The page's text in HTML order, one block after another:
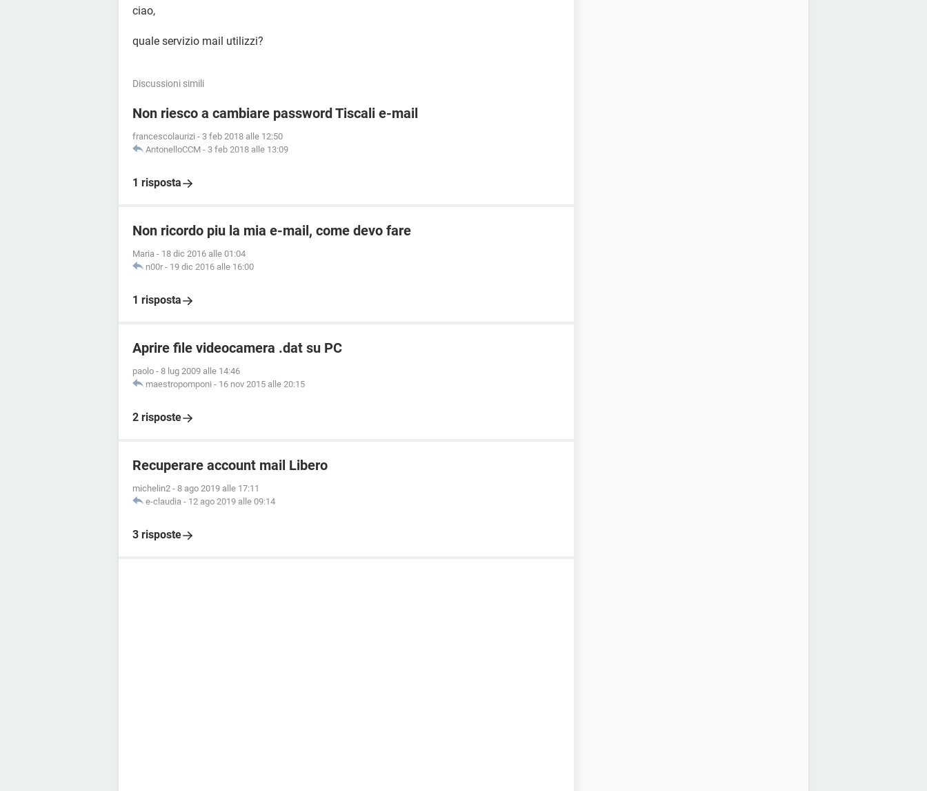
ciao,
quale servizio mail utilizzi?
Discussioni simili
Non riesco a cambiare password Tiscali e-mail
francescolaurizi - 3 feb 2018 alle 12:50
AntonelloCCM - 3 feb 2018 alle 13:09
1 risposta
Non ricordo piu la mia e-mail, come devo fare
Maria - 18 dic 2016 alle 01:04
n00r - 19 dic 2016 alle 16:00
1 risposta
Aprire file videocamera .dat su PC
paolo - 8 lug 2009 alle 14:46
maestropomponi - 16 nov 2015 alle 20:15
2 risposte
Recuperare account mail Libero
michelin2 - 8 ago 2019 alle 17:11
e-claudia - 12 ago 2019 alle 09:14
3 risposte